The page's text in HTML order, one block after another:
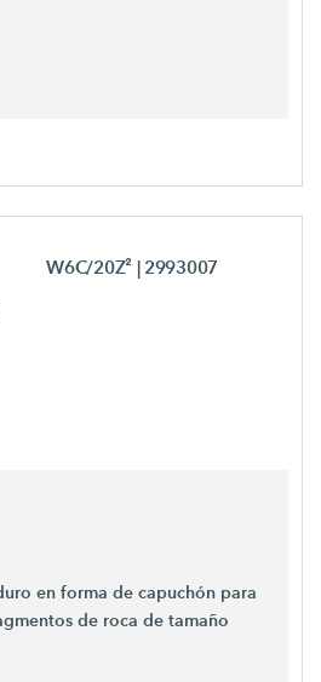
W6C/20Z² | 2993007
en forma de capuchón para
de roca de tamaño